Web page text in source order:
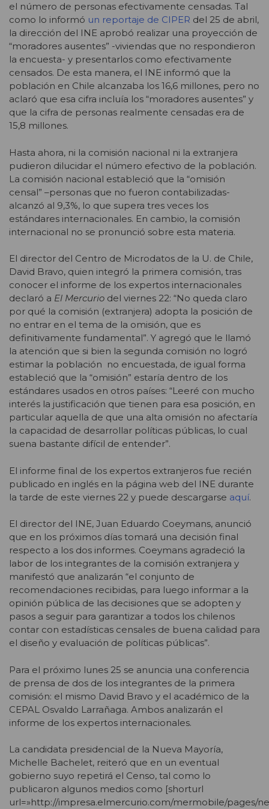
el número de personas efectivamente censadas. Tal
como lo informó un reportaje de CIPER del 25 de abril,
la dirección del INE aprobó realizar una proyección de
“moradores ausentes” -viviendas que no respondieron
la encuesta- y presentarlos como efectivamente
censados. De esta manera, el INE informó que la
población en Chile alcanzaba los 16,6 millones, pero no
aclaró que esa cifra incluía los “moradores ausentes” y
que la cifra de personas realmente censadas era de
15,8 millones.
Hasta ahora, ni la comisión nacional ni la extranjera
pudieron dilucidar el número efectivo de la población.
La comisión nacional estableció que la “omisión
censal” –personas que no fueron contabilizadas-
alcanzó al 9,3%, lo que supera tres veces los
estándares internacionales. En cambio, la comisión
internacional no se pronunció sobre esta materia.
El director del Centro de Microdatos de la U. de Chile,
David Bravo, quien integró la primera comisión, tras
conocer el informe de los expertos internacionales
declaró a El Mercurio del viernes 22: “No queda claro
por qué la comisión (extranjera) adopta la posición de
no entrar en el tema de la omisión, que es
definitivamente fundamental”. Y agregó que le llamó
la atención que si bien la segunda comisión no logró
estimar la población no encuestada, de igual forma
estableció que la “omisión” estaría dentro de los
estándares usados en otros países: “Leeré con mucho
interés la justificación que tienen para esa posición, en
particular aquella de que una alta omisión no afectaría
la capacidad de desarrollar políticas públicas, lo cual
suena bastante difícil de entender”.
El informe final de los expertos extranjeros fue recién
publicado en inglés en la página web del INE durante
la tarde de este viernes 22 y puede descargarse aquí.
El director del INE, Juan Eduardo Coeymans, anunció
que en los próximos días tomará una decisión final
respecto a los dos informes. Coeymans agradeció la
labor de los integrantes de la comisión extranjera y
manifestó que analizarán “el conjunto de
recomendaciones recibidas, para luego informar a la
opinión pública de las decisiones que se adopten y
pasos a seguir para garantizar a todos los chilenos
contar con estadísticas censales de buena calidad para
el diseño y evaluación de políticas públicas”.
Para el próximo lunes 25 se anuncia una conferencia
de prensa de dos de los integrantes de la primera
comisión: el mismo David Bravo y el académico de la
CEPAL Osvaldo Larrañaga. Ambos analizarán el
informe de los expertos internacionales.
La candidata presidencial de la Nueva Mayoría,
Michelle Bachelet, reiteró que en un eventual
gobierno suyo repetirá el Censo, tal como lo
publicaron algunos medios como [shorturl
url=»http://impresa.elmercurio.com/mermobile/pages/